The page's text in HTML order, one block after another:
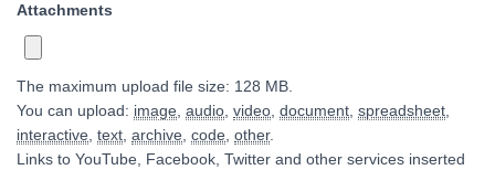
Attachments
The maximum upload file size: 128 MB.
You can upload: image, audio, video, document, spreadsheet,
interactive, text, archive, code, other.
Links to YouTube, Facebook, Twitter and other services inserted